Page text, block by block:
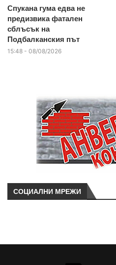
Спукана гума едва не
предизвика фатален
сблъсък на
Подбалканския път
15:48 - 08/08/2026
СОЦИАЛНИ МРЕЖИ